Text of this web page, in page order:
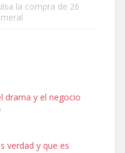
la compra de 26
drama y el negocio
verdad y que es